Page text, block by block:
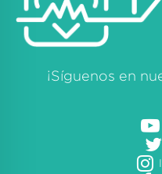
¡Síguenos en